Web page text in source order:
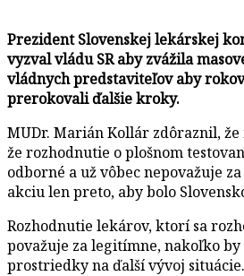
Prezident Slovenskej lekárskej
vyzval vládu SR aby zvážila
vládnych predstaviteľov aby
prerokovali ďalšie kroky.
MUDr. Marián Kollár zdôraznil,
že rozhodnutie o plošnom
odborné a už vôbec nepovažuje
akciu len preto, aby bolo
Rozhodnutie lekárov, ktorí sa
považuje za legitímne, nakoľko
prostriedky na ďalší vývoj situácie.